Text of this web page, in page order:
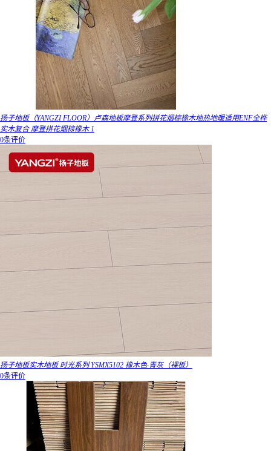
扬子地板（YANGZI FLOOR）卢森地板摩登系列拼花烟棕橡木地热地暖适用ENF全桦
实木复合 摩登拼花烟棕橡木 1
0条评价
扬子地板实木地板 时光系列 YSMX5102 橡木色·青灰（裸板）
0条评价